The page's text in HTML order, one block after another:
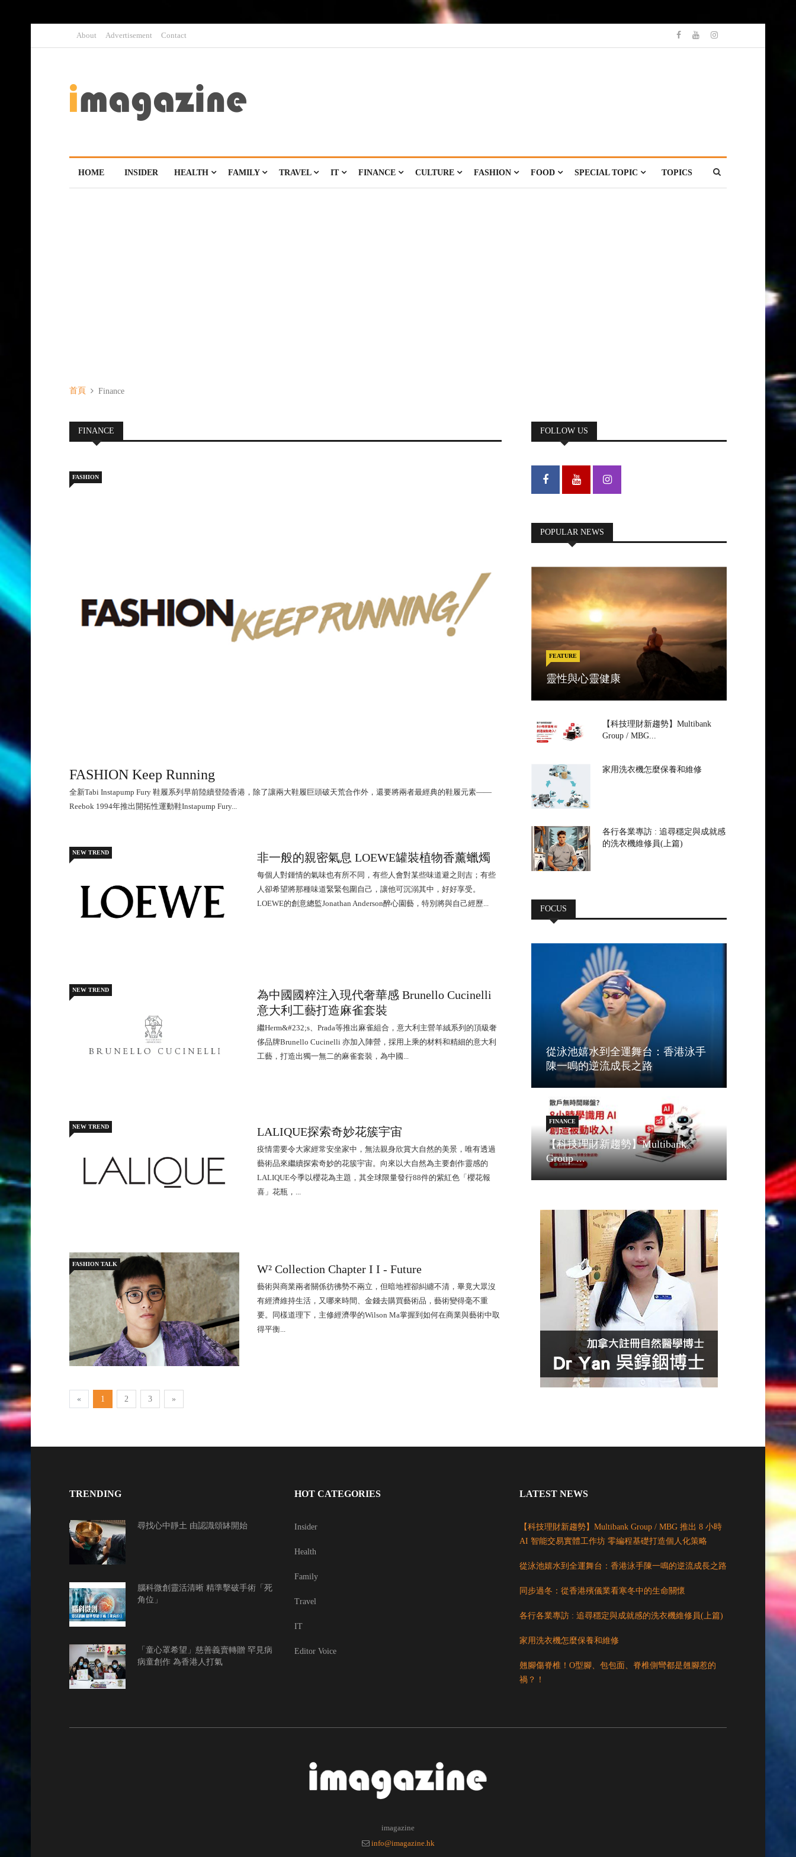
About Advertisement Contact
HOME INSIDER HEALTH FAMILY TRAVEL IT FINANCE CULTURE FASHION FOOD SPECIAL TOPIC TOPICS
首頁 Finance
FINANCE
FASHION
FASHION Keep Running
全新Tabi Instapump Fury 鞋履系列早前陸續登陸香港，除了讓兩大鞋履巨頭破天荒合作外，還要將兩者最經典的鞋履元素——
Reebok 1994年推出開拓性運動鞋Instapump Fury...
NEW TREND 非一般的親密氣息 LOEWE罐裝植物香薰蠟燭
每個人對鍾情的氣味也有所不同，有些人會對某些味道避之則吉；有些
人卻希望將那種味道緊緊包圍自己，讓他可沉溺其中，好好享受。
LOEWE的創意總監Jonathan Anderson醉心園藝，特別將與自己經歷...
NEW TREND
為中國國粹注入現代奢華感 Brunello Cucinelli
意大利工藝打造麻雀套裝
繼Herm&#232;s、Prada等推出麻雀組合，意大利主營羊絨系列的頂級奢
侈品牌Brunello Cucinelli 亦加入陣營，採用上乘的材料和精細的意大利
工藝，打造出獨一無二的麻雀套裝，為中國...
NEW TREND LALIQUE探索奇妙花簇宇宙
疫情需要令大家經常安坐家中，無法親身欣賞大自然的美景，唯有透過
藝術品來繼續探索奇妙的花簇宇宙。向來以大自然為主要創作靈感的
LALIQUE今季以櫻花為主題，其全球限量發行88件的紫紅色「櫻花報
喜」花瓶，...
FASHION TALK W² Collection Chapter I I - Future
藝術與商業兩者關係彷彿勢不兩立，但暗地裡卻糾纏不清，畢竟大眾沒
有經濟維持生活，又哪來時間、金錢去購買藝術品，藝術變得毫不重
要。同樣道理下，主修經濟學的Wilson Ma掌握到如何在商業與藝術中取
得平衡...
« 1 2 3 »
FOLLOW US
POPULAR NEWS
FEATURE
靈性與心靈健康
【科技理財新趨勢】Multibank
Group / MBG...
家用洗衣機怎麼保養和維修
各行各業專訪 : 追尋穩定與成就感
的洗衣機維修員(上篇)
FOCUS
從泳池嬉水到全運舞台：香港泳手
陳一鳴的逆流成長之路
FINANCE
【科技理財新趨勢】Multibank
Group ...
TRENDING
尋找心中靜土 由認識頌缽開始
腦科微創靈活清晰 精準擊破手術「死
角位」
「童心罩希望」慈善義賣轉贈 罕見病
病童創作 為香港人打氣
HOT CATEGORIES
Insider
Health
Family
Travel
IT
Editor Voice
LATEST NEWS
【科技理財新趨勢】Multibank Group / MBG 推出 8 小時
AI 智能交易實體工作坊 零編程基礎打造個人化策略
從泳池嬉水到全運舞台：香港泳手陳一鳴的逆流成長之路
同步過冬：從香港殯儀業看寒冬中的生命關懷
各行各業專訪 : 追尋穩定與成就感的洗衣機維修員(上篇)
家用洗衣機怎麼保養和維修
翹腳傷脊椎！O型腳、包包面、脊椎側彎都是翹腳惹的
禍？！
imagazine
info@imagazine.hk